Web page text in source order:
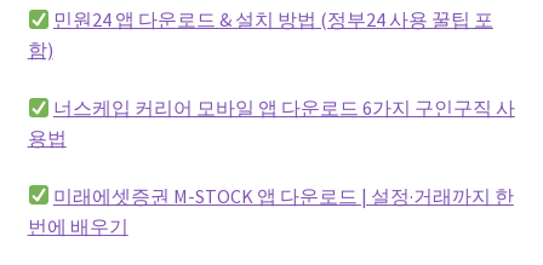
민원24 앱 다운로드 & 설치 방법 (정부24 사용 꿀팁 포
함)
너스케입 커리어 모바일 앱 다운로드 6가지 구인구직 사
용법
미래에셋증권 M-STOCK 앱 다운로드 | 설정·거래까지 한
번에 배우기